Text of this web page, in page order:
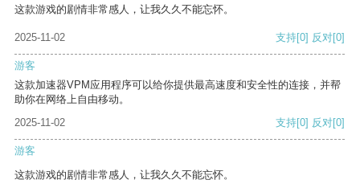
这款游戏的剧情非常感人，让我久久不能忘怀。
2025-11-02 支持[0] 反对[0]
游客
这款加速器VPM应用程序可以给你提供最高速度和安全性的连接，并帮
助你在网络上自由移动。
2025-11-02
支持[0] 反对[0]
游客
这款游戏的剧情非常感人，让我久久不能忘怀。